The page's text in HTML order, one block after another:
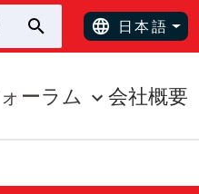
日本語
ーラム 会社概要